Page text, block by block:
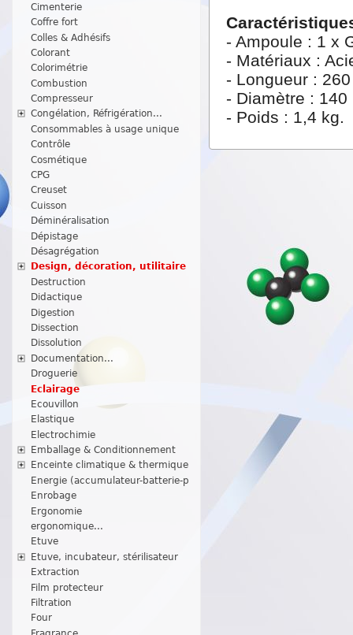
Cimenterie
Coffre fort
Colles & Adhésifs
Colorant
Colorimétrie
Combustion
Compresseur
Congélation, Réfrigération...
Consommables à usage unique
Contrôle
Cosmétique
CPG
Creuset
Cuisson
Déminéralisation
Dépistage
Désagrégation
Design, décoration, utilitaire
Destruction
Didactique
Digestion
Dissection
Dissolution
Documentation...
Droguerie
Eclairage
Ecouvillon
Elastique
Electrochimie
Emballage & Conditionnement
Enceinte climatique & thermique
Energie (accumulateur-batterie-p
Enrobage
Ergonomie
ergonomique...
Etuve
Etuve, incubateur, stérilisateur
Extraction
Film protecteur
Filtration
Four
- Ampoule : 1 x
- Matériaux :
- Longueur :
- Diamètre : 140
- Poids : 1,4 kg.